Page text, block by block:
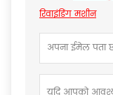
रिवाइंडिंग मशीन